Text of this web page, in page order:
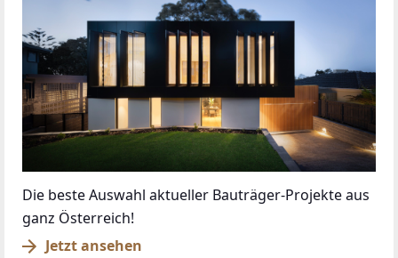
Die beste Auswahl aktueller Bauträger-Projekte aus
ganz Österreich!
Jetzt ansehen